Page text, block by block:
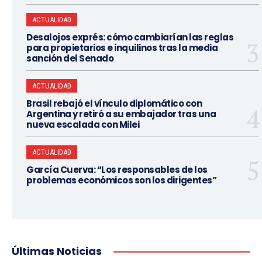
ACTUALIDAD
Desalojos exprés: cómo cambiarían las reglas
para propietarios e inquilinos tras la media
sanción del Senado
ACTUALIDAD
Brasil rebajó el vínculo diplomático con
Argentina y retiró a su embajador tras una
nueva escalada con Milei
ACTUALIDAD
García Cuerva: “Los responsables de los
problemas económicos son los dirigentes”
Últimas Noticias